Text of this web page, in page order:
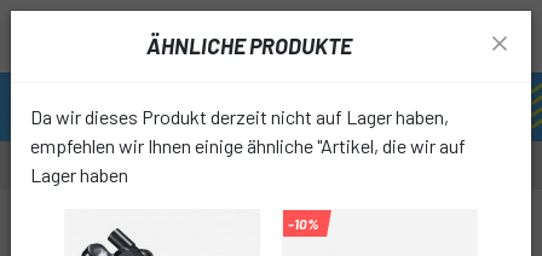
ÄHNLICHE PRODUKTE
Da wir dieses Produkt derzeit nicht auf Lager haben,
empfehlen wir Ihnen einige ähnliche "Artikel, die wir auf
Lager haben
-10%